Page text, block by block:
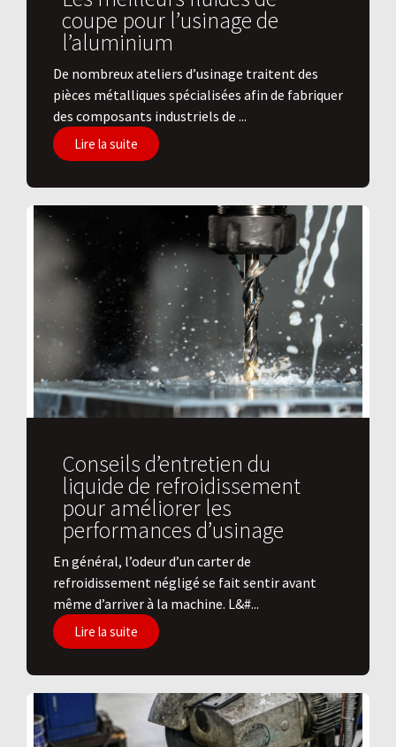
coupe pour l’usinage de
l’aluminium
De nombreux ateliers d’usinage traitent des
pièces métalliques spécialisées afin de fabriquer
des composants industriels de ...
Lire la suite
Conseils d’entretien du
liquide de refroidissement
pour améliorer les
performances d’usinage
En général, l’odeur d’un carter de
refroidissement négligé se fait sentir avant
même d’arriver à la machine. L&#...
Lire la suite